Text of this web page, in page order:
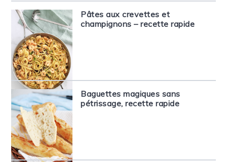
Pâtes aux crevettes et
champignons – recette rapide
Baguettes magiques sans
pétrissage, recette rapide